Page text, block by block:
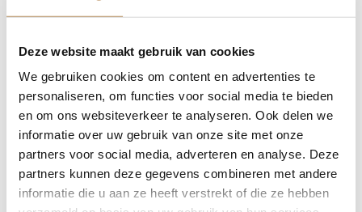
Deze website maakt gebruik van cookies
We gebruiken cookies om content en advertenties te
personaliseren, om functies voor social media te bieden
en om ons websiteverkeer te analyseren. Ook delen we
informatie over uw gebruik van onze site met onze
partners voor social media, adverteren en analyse. Deze
partners kunnen deze gegevens combineren met andere
informatie die u aan ze heeft verstrekt of die ze hebben
Voordelen van een rechte eiken
wandplank
Hoogwaardig Materiaal:Gemaakt van duurzaam,
kamergedroogd massief eikenhout voor minimale
werking.
Strakke Afwerking:Moderne uitstraling door de rechte
zijden, wat zorgt voor een rustig lijnenspel aan de muur.
Veelzijdig Gebruik: Perfect als boekenplank,